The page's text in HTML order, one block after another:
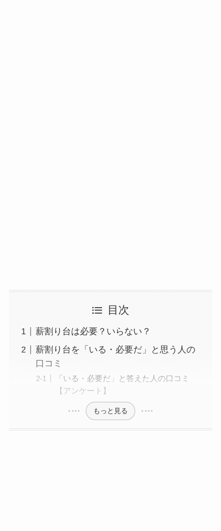
目次
薪割り台は必要？いらない？
薪割り台を「いる・必要だ」と思う人の
口コミ
「いる・必要だ」と答えた人の口コミ
【アンケート】
もっと見る